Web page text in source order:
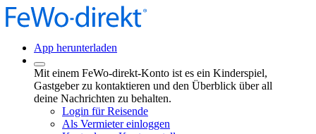
App herunterladen
Mit einem FeWo-direkt-Konto ist es ein Kinderspiel,
Gastgeber zu kontaktieren und den Überblick über all
deine Nachrichten zu behalten.
Login für Reisende
Als Vermieter einloggen